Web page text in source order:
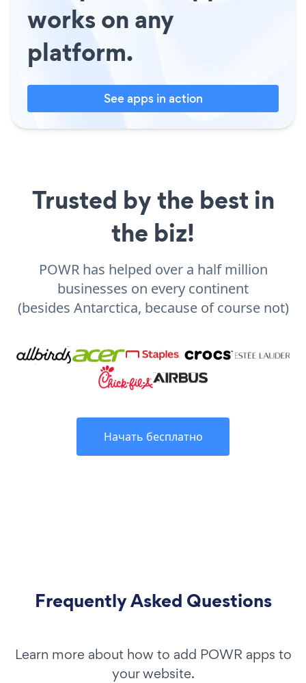
works on any
platform.
See apps in action
Trusted by the best in
the biz!
POWR has helped over a half million
businesses on every continent
(besides Antarctica, because of course not)
Начать бесплатно
Frequently Asked Questions
Learn more about how to add POWR apps to
your website.